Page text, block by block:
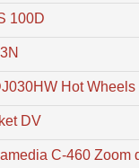
100D
Hot Wheels
DV
C-460 Zoom